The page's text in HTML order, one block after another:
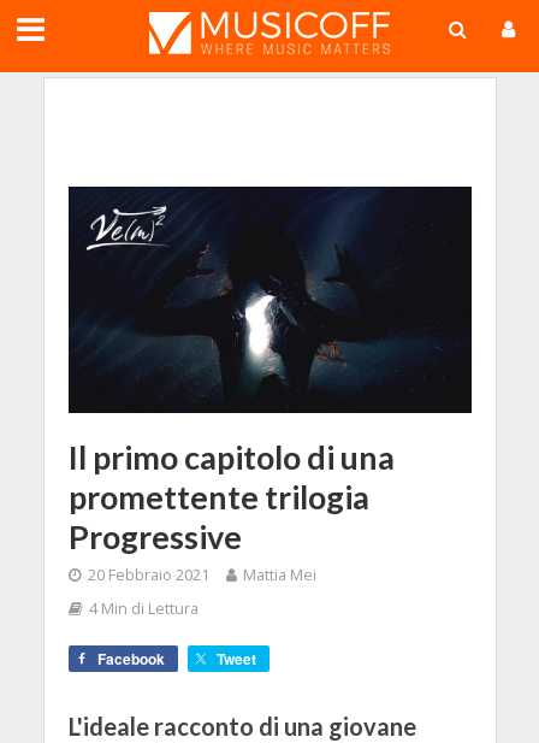
Il primo capitolo di una
promettente trilogia
Progressive
20 Febbraio 2021
Mattia Mei
4 Min di Lettura
Facebook Tweet
L'ideale racconto di una giovane